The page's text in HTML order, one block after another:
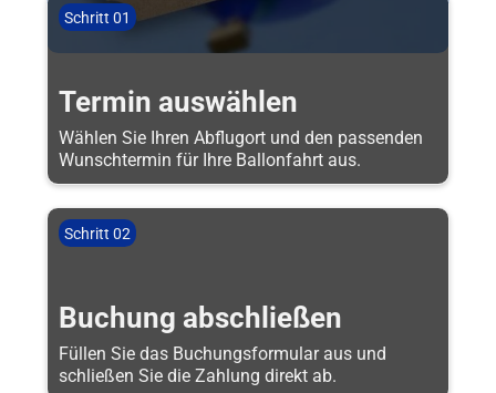
Schritt 01
Termin auswählen
Wählen Sie Ihren Abflugort und den passenden
Wunschtermin für Ihre Ballonfahrt aus.
Schritt 02
Buchung abschließen
Füllen Sie das Buchungsformular aus und
schließen Sie die Zahlung direkt ab.